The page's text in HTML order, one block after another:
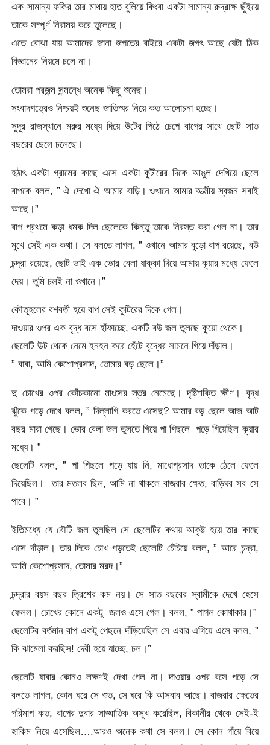
এক সামান্য ফকির তার মাথায় হাত বুলিয়ে কিংবা একটা সামান্য রুদ্রাক্ষ ছুঁইয়ে
তাকে সম্পূর্ণ নিরাময় করে তুলেছে।
এতে বোঝা যায় আমাদের জানা জগতের বাইরে একটা জগৎ আছে যেটা ঠিক
বিজ্ঞানের নিয়মে চলে না।
তোমরা পরজন্ম সন্মন্ধে অনেক কিছু শুনেছ।
সংবাদপত্রেও নিশ্চয়ই শুনেছ জাতিস্মর নিয়ে কত আলোচনা হচ্ছে।
সুদূর রাজস্থানে মরুর মধ্যে দিয়ে উটের পিঠে চেপে বাপের সাথে ছোট সাত
বছরের ছেলে চলেছে।
হঠাৎ একটা গ্রামের কাছে এসে একটা কূটীরের দিকে আঙুল দেখিয়ে ছেলে
বাপকে বলল, ” ঐ দেখো ঐ আমার বাড়ি। ওখানে আমার আত্মীয় স্বজন সবাই
আছে।”
বাপ প্রথমে কড়া ধমক দিল ছেলেকে কিন্তু তাকে নিরস্ত করা গেল না। তার
মুখে সেই এক কথা। সে বলতে লাগল, ” ওখানে আমার বুড়ো বাপ রয়েছে, বউ
চন্দ্রা রয়েছে, ছোট ভাই এক ভোর বেলা ধাক্কা দিয়ে আমায় কূয়ার মধ্যে ফেলে
দেয়। তুমি চলই না ওখানে।”
কৌতূহলের বশবর্তী হয়ে বাপ সেই কূটিরের দিকে গেল।
দাওয়ার ওপর এক বৃদ্ধ বসে হাঁফাচ্ছে, একটি বউ জল তুলছে কূয়ো থেকে।
ছেলেটি ঊট থেকে নেমে হনহন করে হেঁটে বৃদ্ধের সামনে গিয়ে দাঁড়াল।
” বাবা, আমি কেশোপ্রসাদ, তোমার বড় ছেলে।”
দু চোখের ওপর কোঁচকানো মাংসের স্তর নেমেছে। দৃষ্টিশক্তি ক্ষীণ। বৃদ্ধ
ঝুঁকে পড়ে দেখে বলল, ” দিল্লাগি করতে এসেছ? আমার বড় ছেলে আজ আট
বছর মারা গেছে। ভোর বেলা জল তুলতে গিয়ে পা পিছলে পড়ে গিয়েছিল কূয়ার
মধ্যে। ”
ছেলেটি বলল, ” পা পিছলে পড়ে যায় নি, মাধোপ্রসাদ তাকে ঠেলে ফেলে
দিয়েছিল। তার মতলব ছিল, আমি না থাকলে বাজরার ক্ষেত, বাড়িঘর সব সে
পাবে। ”
ইতিমধ্যে যে বৌটি জল তুলছিল সে ছেলেটির কথায় আকৃষ্ট হয়ে তার কাছে
এসে দাঁড়াল। তার দিকে চোখ পড়তেই ছেলেটি চেঁচিয়ে বলল, ” আরে চন্দ্রা,
আমি কেশোপ্রসাদ, তোমার মরদ।”
চন্দ্রার বয়স বছর ত্রিশের কম নয়। সে সাত বছরের স্বামীকে দেখে হেসে
ফেলল। চোখের কোনে একটু জলও এসে গেল। বলল, ” পাগল কোথাকার।”
ছেলেটির বর্তমান বাপ একটু পেছনে দাঁড়িয়েছিল সে এবার এগিয়ে এসে বলল, ”
কি ঝামেলা করছিস! দেরী হয়ে যাচ্ছে, চল।”
ছেলেটি যাবার কোনও লক্ষণই দেখা গেল না। দাওয়ার ওপর বসে পড়ে সে
বলতে লাগল, কোন ঘরে সে শুত, সে ঘরে কি আসবাব আছে। বাজরার ক্ষেতের
পরিমাপ কত, বাপের দুবার সাঙ্ঘাতিক অসুখ করেছিল, বিকানীর থেকে সেই-ই
হাকিম নিয়ে এসেছিল….আরও অনেক কথা সে বলল। সে কোন গাঁয়ে বিয়ে